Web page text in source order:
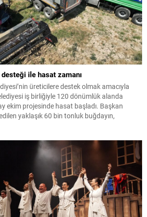
ile hasat zamanı
üreticilere destek olmak amacıyla
iş birliğiyle 120 dönümlük alanda
ekim projesinde hasat başladı. Başkan
yaklaşık 60 bin tonluk buğdayın,
kalkınmanın sağlanması amacıyla fide-fidan
damla...